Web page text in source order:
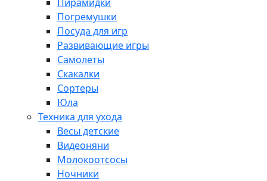
Погремушки
Посуда для игр
Развивающие игры
Самолеты
Скакалки
Сортеры
Юла
Техника для ухода
Весы детские
Видеоняни
Молокоотсосы
Ночники